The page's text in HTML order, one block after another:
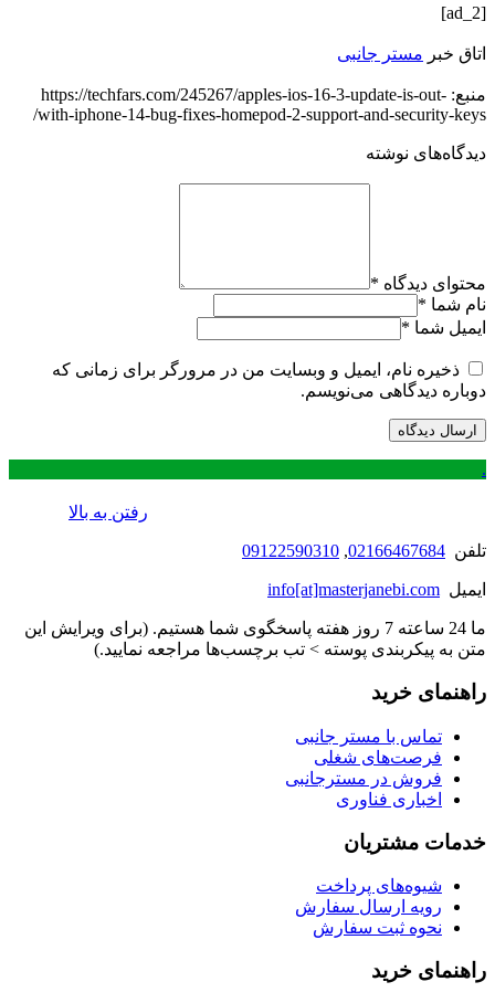
[ad_2]
اتاق خبر مستر جانبی
منبع: https://techfars.com/245267/apples-ios-16-3-update-is-out-
with-iphone-14-bug-fixes-homepod-2-support-and-security-keys/
دیدگاه‌های نوشته
محتوای دیدگاه *
نام شما *
ایمیل شما *
ذخیره نام، ایمیل و وبسایت من در مرورگر برای زمانی که
دوباره دیدگاهی می‌نویسم.
.
رفتن به بالا
تلفن 02166467684
,
09122590310
ایمیل info[at]masterjanebi.com
ما 24 ساعته 7 روز هفته پاسخگوی شما هستیم. (برای ویرایش این
متن به پیکربندی پوسته > تب برچسب‌ها مراجعه نمایید.)
راهنمای خرید
تماس با مستر جانبی
فرصت‌های شغلی
فروش در مسترجانبی
اخباری فناوری
خدمات مشتریان
شیوه‌های پرداخت
رویه ارسال سفارش
نحوه ثبت سفارش
راهنمای خرید